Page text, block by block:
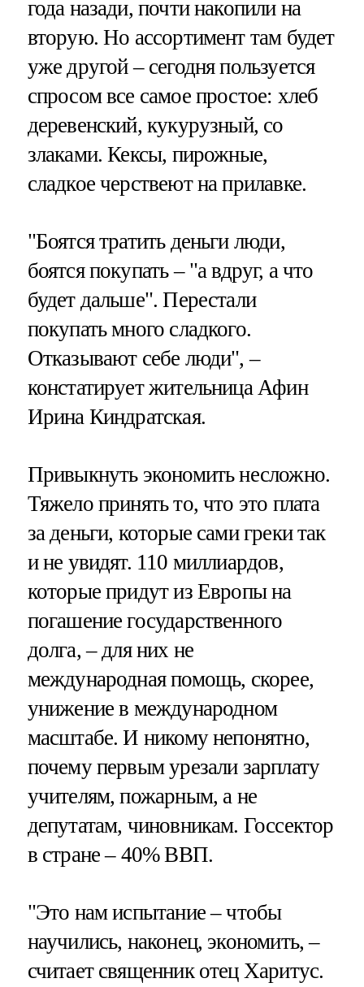
года назади, почти накопили на
вторую. Но ассортимент там будет
уже другой – сегодня пользуется
спросом все самое простое: хлеб
деревенский, кукурузный, со
злаками. Кексы, пирожные,
сладкое черствеют на прилавке.
"Боятся тратить деньги люди,
боятся покупать – "а вдруг, а что
будет дальше". Перестали
покупать много сладкого.
Отказывают себе люди", –
констатирует жительница Афин
Ирина Киндратская.
Привыкнуть экономить несложно.
Тяжело принять то, что это плата
за деньги, которые сами греки так
и не увидят. 110 миллиардов,
которые придут из Европы на
погашение государственного
долга, – для них не
международная помощь, скорее,
унижение в международном
масштабе. И никому непонятно,
почему первым урезали зарплату
учителям, пожарным, а не
депутатам, чиновникам. Госсектор
в стране – 40% ВВП.
"Это нам испытание – чтобы
научились, наконец, экономить, –
считает священник отец Харитус.